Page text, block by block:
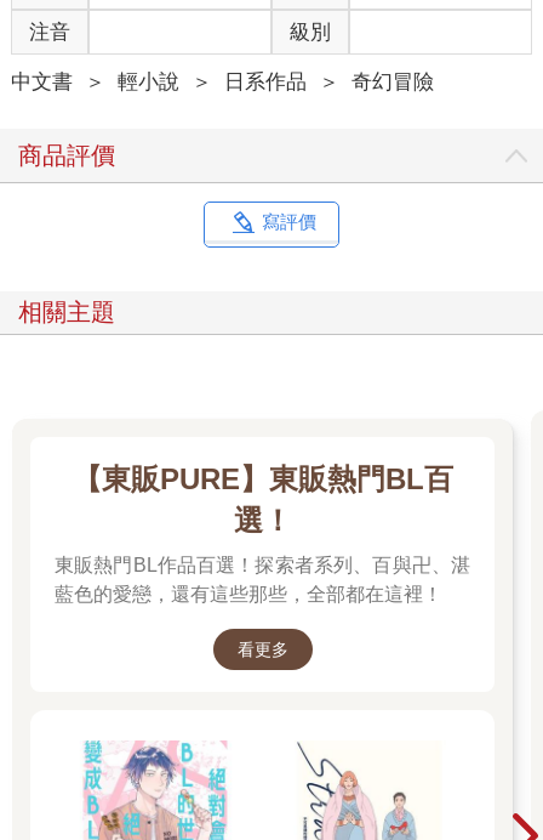
注音 級別
中文書 ＞ 輕小說 ＞ 日系作品 ＞ 奇幻冒險
商品評價
寫評價
相關主題
【東販PURE】東販熱門BL百
選！
東販熱門BL作品百選！探索者系列、百與卍、湛
藍色的愛戀，還有這些那些，全部都在這裡！
看更多